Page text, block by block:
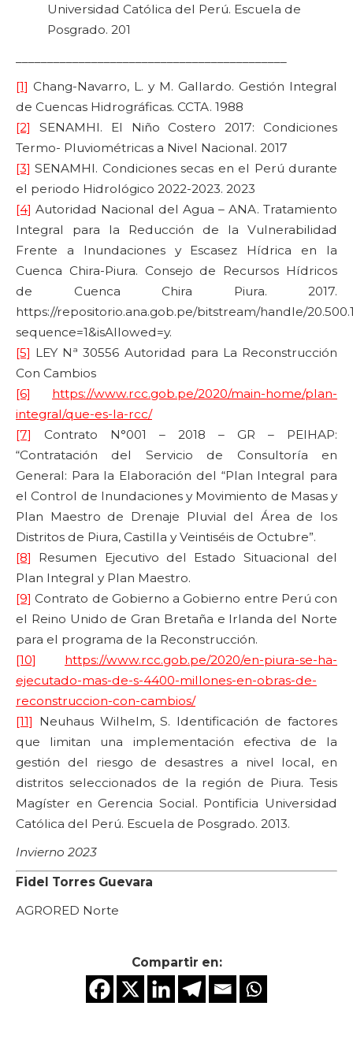
Universidad Católica del Perú. Escuela de
Posgrado. 201
[1] Chang-Navarro, L. y M. Gallardo. Gestión Integral
de Cuencas Hidrográficas. CCTA. 1988
[2]
SENAMHI. El Niño Costero 2017: Condiciones
Termo- Pluviométricas a Nivel Nacional. 2017
[3] SENAMHI. Condiciones secas en el Perú durante
el periodo Hidrológico 2022-2023. 2023
[4] Autoridad Nacional del Agua – ANA. Tratamiento
Integral para la Reducción de la Vulnerabilidad
Frente a Inundaciones y Escasez Hídrica en la
Cuenca Chira-Piura. Consejo de Recursos Hídricos
de Cuenca Chira Piura. 2017.
https://repositorio.ana.gob.pe/bitstream/handle/
sequence=1&isAllowed=y.
[5] LEY Nª 30556 Autoridad para La Reconstrucción
Con Cambios
[6]
https://www.rcc.gob.pe/2020/main-home/plan-
integral/que-es-la-rcc/
[7]
Contrato N°001 – 2018 – GR – PEIHAP:
“Contratación del Servicio de Consultoría en
General: Para la Elaboración del “Plan Integral para
el Control de Inundaciones y Movimiento de Masas y
Plan Maestro de Drenaje Pluvial del Área de los
Distritos de Piura, Castilla y Veintiséis de Octubre”.
[8]
Resumen Ejecutivo del Estado Situacional del
Plan Integral y Plan Maestro.
[9] Contrato de Gobierno a Gobierno entre Perú con
el Reino Unido de Gran Bretaña e Irlanda del Norte
para el programa de la Reconstrucción.
[10]
https://www.rcc.gob.pe/2020/en-piura-se-ha-
ejecutado-mas-de-s-4400-millones-en-obras-de-
reconstruccion-con-cambios/
[11] Neuhaus Wilhelm, S. Identificación de factores
que limitan una implementación efectiva de la
gestión del riesgo de desastres a nivel local, en
distritos seleccionados de la región de Piura. Tesis
Magíster en Gerencia Social. Pontificia Universidad
Católica del Perú. Escuela de Posgrado. 2013.
Invierno 2023
Fidel Torres Guevara
AGRORED Norte
Compartir en: